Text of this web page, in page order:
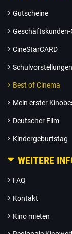
Gutscheine
CineStarCARD
Schulvorstellungen
Best of Cinema
Mein erster
Deutscher Film
Kindergeburtstag
WEITERE
FAQ
Kontakt
Kino mieten